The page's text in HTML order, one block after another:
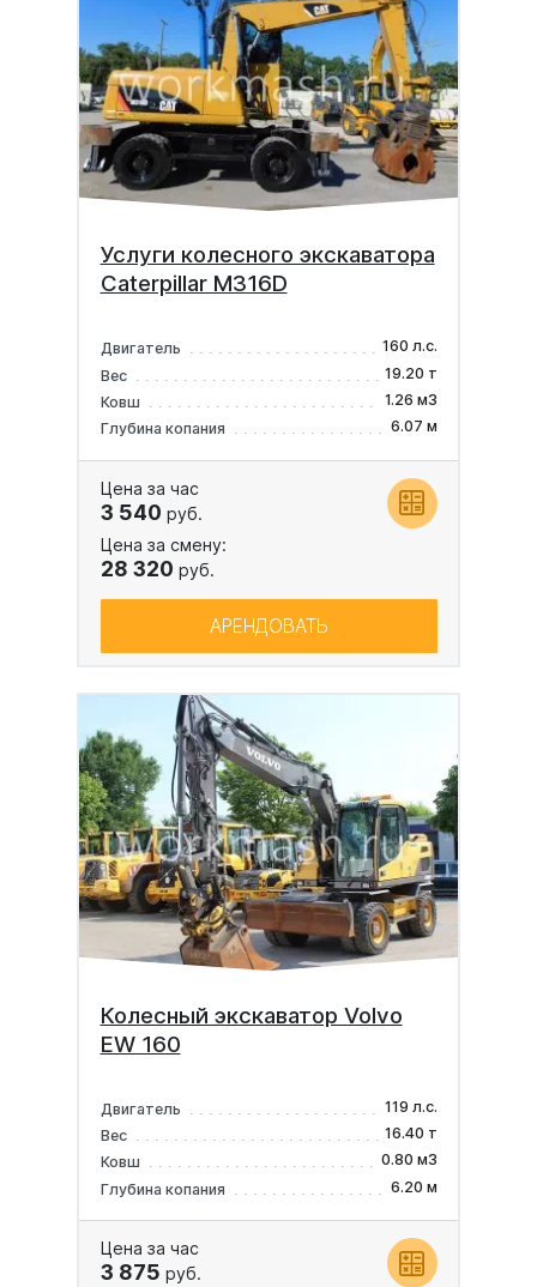
Услуги колесного экскаватора
Caterpillar M316D
Двигатель
160 л.с.
Вес
19.20 т
Ковш
1.26 м3
Глубина копания
6.07 м
Цена за час
3 540 руб.
Цена за смену:
28 320 руб.
АРЕНДОВАТЬ
Колесный экскаватор Volvo
EW 160
Двигатель
119 л.с.
Вес
16.40 т
Ковш
0.80 м3
Глубина копания
6.20 м
Цена за час
3 875 руб.